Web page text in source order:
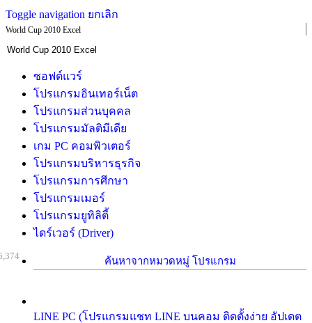
Toggle navigation ยกเลิก
World Cup 2010 Excel
ซอฟต์แวร์
โปรแกรมอินเทอร์เน็ต
โปรแกรมส่วนบุคคล
โปรแกรมมัลติมีเดีย
เกม PC คอมพิวเตอร์
โปรแกรมบริหารธุรกิจ
โปรแกรมการศึกษา
โปรแกรมเมอร์
โปรแกรมยูทิลิตี้
ไดร์เวอร์ (Driver)
ค้นหาจากหมวดหมู่ โปรแกรม
LINE PC (โปรแกรมแชท LINE บนคอม ติดตั้งง่าย อัปเดต